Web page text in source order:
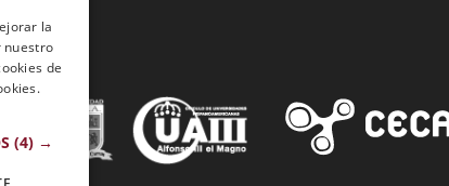
la
nuestro
de
(4) →